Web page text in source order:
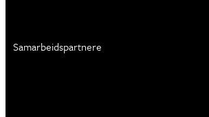
Samarbeidspartnere